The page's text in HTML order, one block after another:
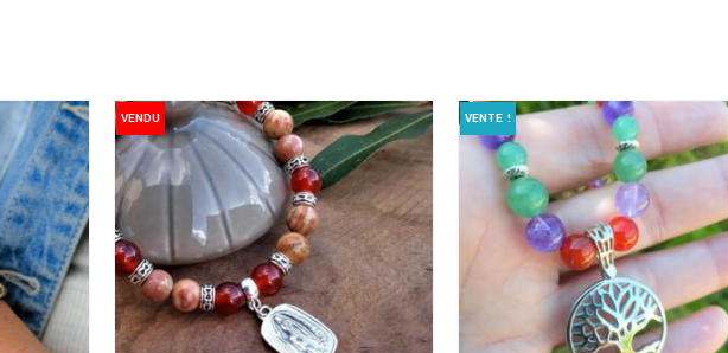
options
peuvent
être
choisies
sur
la
page
du
produit
VENDU VENTE !